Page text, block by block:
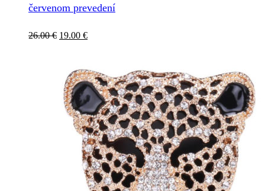
červenom prevedení
26.00€ Pôvodná
19.00 €Aktuálna